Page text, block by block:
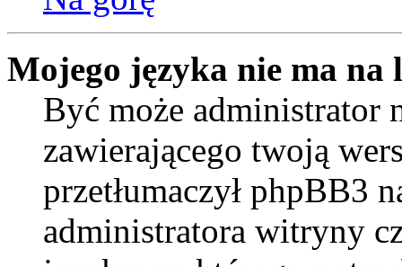
Mojego języka nie ma na
Być może administrator
zawierającego twoją
przetłumaczył phpBB3
administratora witryny